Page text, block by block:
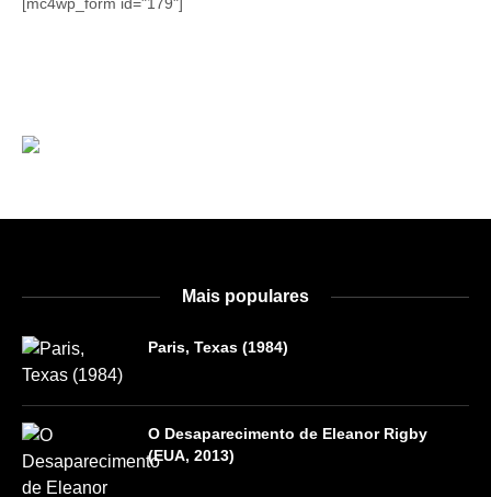
Mais populares
Paris, Texas (1984)
O Desaparecimento de Eleanor Rigby
(EUA, 2013)